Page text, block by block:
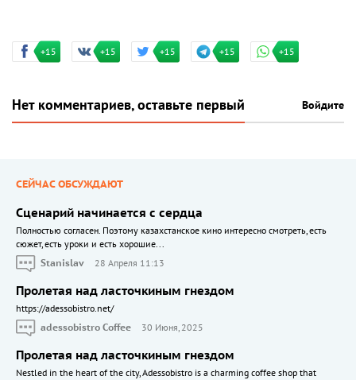
+15 +15 +15 +15 +15
Нет комментариев, оставьте первый Войдите
СЕЙЧАС ОБСУЖДАЮТ
Сценарий начинается с сердца
Полностью согласен. Поэтому казахстанское кино интересно смотреть, есть
сюжет, есть уроки и есть хорошие...
Stanislav
28 Апреля 11:13
Пролетая над ласточкиным гнездом
https://adessobistro.net/
adessobistro Coffee
30 Июня, 2025
Пролетая над ласточкиным гнездом
Nestled in the heart of the city, Adessobistro is a charming coffee shop that